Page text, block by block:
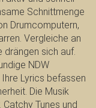
Schnittmenge
Drumcomputern,
Vergleiche an
drängen sich auf.
NDW
Lyrics befassen
Die Musik
Tunes und